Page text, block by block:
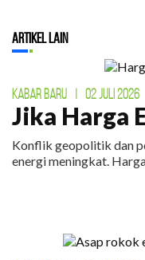
Artikel Lain
KABAR BARU 02 JULI 2026
Jika Harga
Konflik geopolitik dan
energi meningkat.